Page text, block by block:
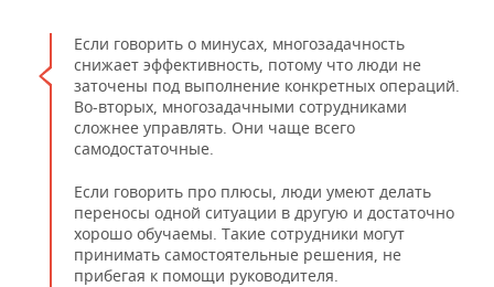
ФИГУРНОЕ КАТАНИЕ
ВОДНЫЕ ВИДЫ СПОРТА
ХОККЕЙ С МЯЧОМ
МЕДИЦИНА
ОБРАЗОВАНИЕ
ПРОИСШЕСТВИЯ
Если говорить о минусах, многозадачность
снижает эффективность, потому что люди не
заточены под выполнение конкретных операций.
Во-вторых, многозадачными сотрудниками
сложнее управлять. Они чаще всего
самодостаточные.
Если говорить про плюсы, люди умеют делать
переносы одной ситуации в другую и достаточно
хорошо обучаемы. Такие сотрудники могут
принимать самостоятельные решения, не
прибегая к помощи руководителя.